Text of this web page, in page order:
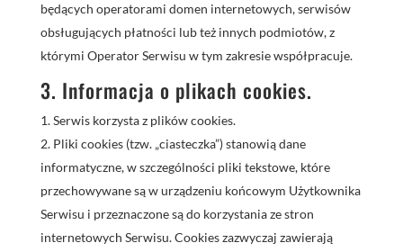
będących operatorami domen internetowych, serwisów
obsługujących płatności lub też innych podmiotów, z
którymi Operator Serwisu w tym zakresie współpracuje.
3. Informacja o plikach cookies.
Serwis korzysta z plików cookies.
Pliki cookies (tzw. „ciasteczka”) stanowią dane
informatyczne, w szczególności pliki tekstowe, które
przechowywane są w urządzeniu końcowym Użytkownika
Serwisu i przeznaczone są do korzystania ze stron
internetowych Serwisu. Cookies zazwyczaj zawierają